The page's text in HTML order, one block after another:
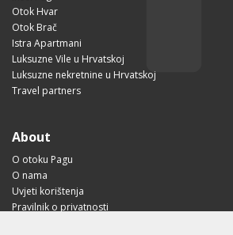
Otok Hvar
Otok Brač
Istra Apartmani
Luksuzne Vile u Hrvatskoj
Luksuzne nekretnine u Hrvatskoj
Travel partners
About
O otoku Pagu
O nama
Uvjeti korištenja
Pravilnik o privatnosti